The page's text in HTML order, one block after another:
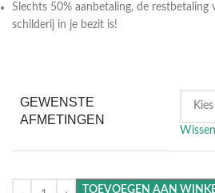
Slechts 50% aanbetaling, de restbetaling
schilderij in je bezit is!
GEWENSTE
AFMETINGEN
Wissen
TOEVOEGEN AAN